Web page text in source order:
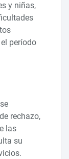
y niñas,
período
rechazo,
las
su